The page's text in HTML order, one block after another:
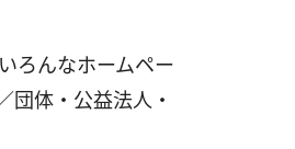
ろんなホームペー
団体・公益法人・